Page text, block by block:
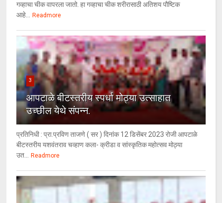
गव्हाचा चीक वापरला जातो. हा गव्हाचा चीक शरीरासाठी अतिशय पौष्टिक
आहे... Readmore
3
आपटाळे बीटस्तरीय स्पर्धा मोठ्या उत्साहात
उच्छील येथे संपन्न.
प्रतिनिधी : प्रा.प्रविण ताजणे ( सर ) दिनांक 12 डिसेंबर 2023 रोजी आपटाळे
बीटस्तरीय यशवंतराव चव्हाण कला- क्रीडा व सांस्कृतिक महोत्सव मोठ्या
उत... Readmore